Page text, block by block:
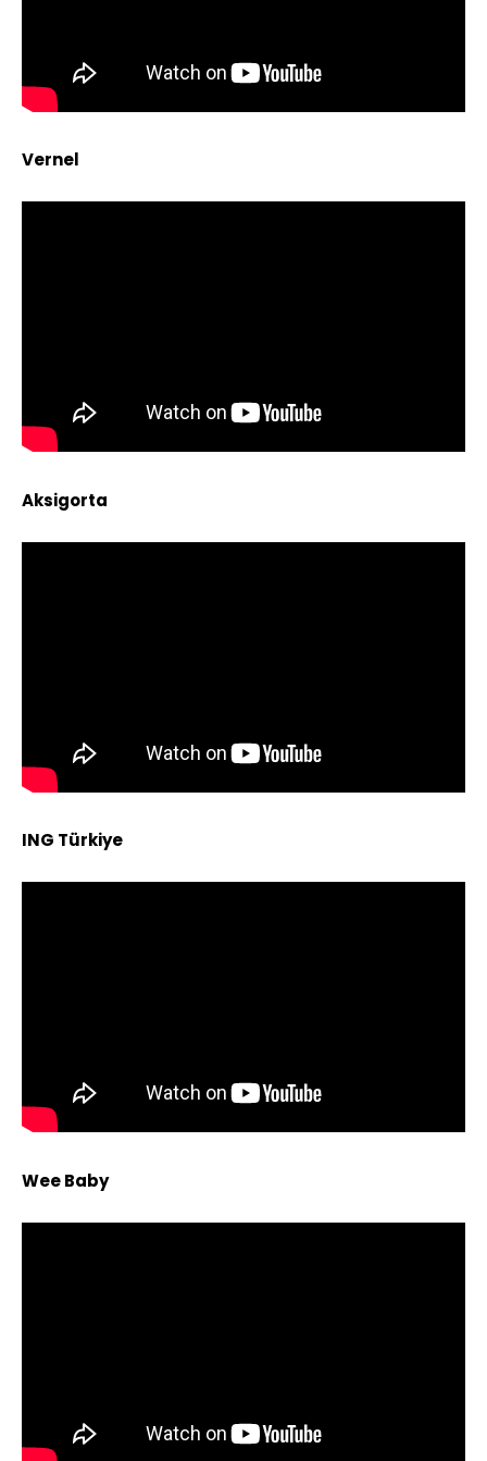
Vernel
Aksigorta
ING Türkiye
Wee Baby